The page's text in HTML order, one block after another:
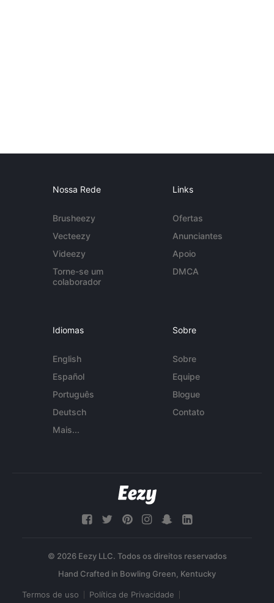
Nossa Rede
Brusheezy
Vecteezy
Videezy
Torne-se um
colaborador
Links
Ofertas
Anunciantes
Apoio
DMCA
Idiomas
English
Español
Português
Deutsch
Mais...
Sobre
Sobre
Equipe
Blogue
Contato
© 2026 Eezy LLC. Todos os direitos reservados
Termos de uso Política de Privacidade